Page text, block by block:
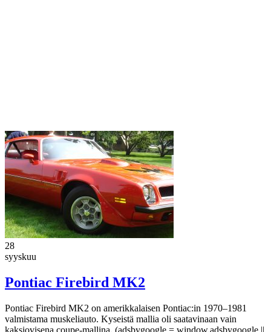
28
syyskuu
Pontiac Firebird MK2
Pontiac Firebird MK2 on amerikkalaisen Pontiac:in 1970–1981
valmistama muskeliauto. Kyseistä mallia oli saatavinaan vain
kaksiovisena coupe-mallina. (adsbygoogle = window.adsbygoogle ||